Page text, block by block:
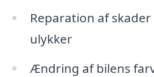
Reparation af
ulykker
Ændring af bilens